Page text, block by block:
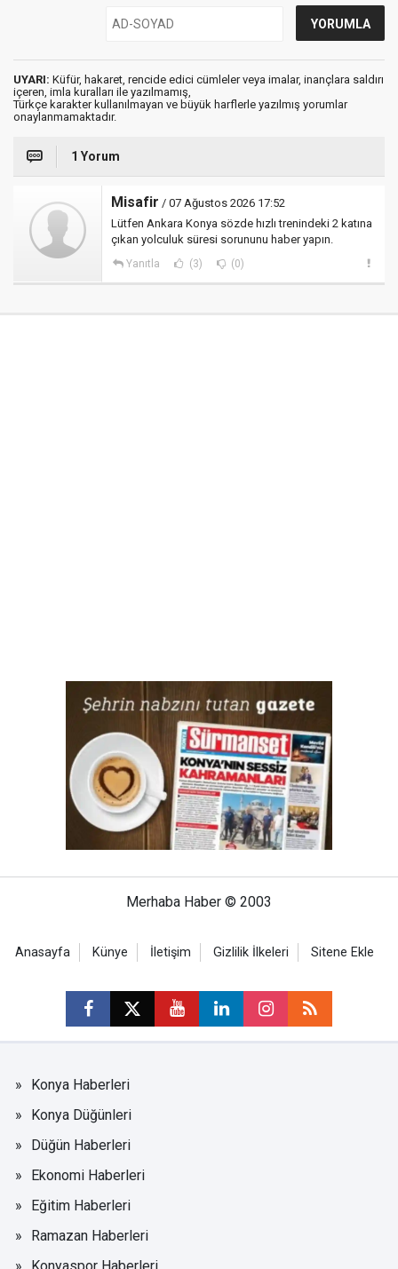
UYARI: Küfür, hakaret, rencide edici cümleler veya imalar, inançlara saldırı
içeren, imla kuralları ile yazılmamış,
Türkçe karakter kullanılmayan ve büyük harflerle yazılmış yorumlar
onaylanmamaktadır.
1 Yorum
Misafir / 07 Ağustos 2026 17:52
Lütfen Ankara Konya sözde hızlı trenindeki 2 katına
çıkan yolculuk süresi sorununu haber yapın.
Yanıtla (3) (0)
Merhaba Haber © 2003
Anasayfa Künye İletişim Gizlilik İlkeleri Sitene Ekle
Konya Haberleri
Konya Düğünleri
Düğün Haberleri
Ekonomi Haberleri
Eğitim Haberleri
Ramazan Haberleri